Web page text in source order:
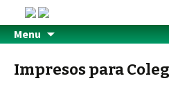
Menu
Impresos para